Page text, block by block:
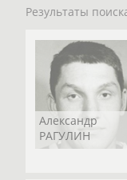
Результаты
Александр
РАГУЛИН